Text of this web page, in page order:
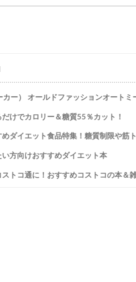
カー） オールドファッションオートミ
けでカロリー＆糖質55％カット！
めダイエット食品特集！糖質制限や筋
方向けおすすめダイエット本
ストコ通に！おすすめコストコの本＆